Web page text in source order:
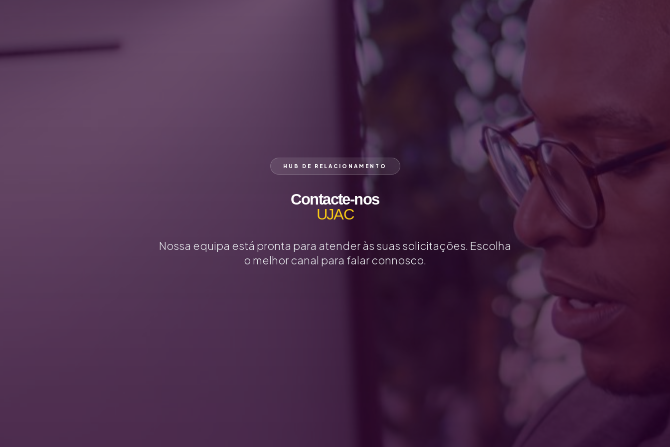
HUB DE RELACIONAMENTO
Contacte-nos
UJAC
Nossa equipa está pronta para atender às suas solicitações. Escolha
o melhor canal para falar connosco.